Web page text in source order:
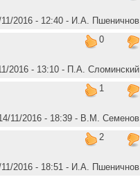
11/2016 - 12:40 - И.А. Пшеничнов
0
2016 - 13:10 - П.А. Сломинский
1
11/2016 - 18:39 - В.М. Семенов
2
11/2016 - 18:51 - И.А. Пшеничнов